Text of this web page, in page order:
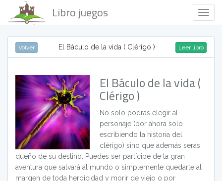
Libro juegos
Volver El Báculo de la vida ( Clérigo ) Leer libro
El Báculo de la vida (
Clérigo )
No solo podrás elegir al
personaje (por ahora solo
escribiendo la historia del
clérigo) sino que además serás
dueño de su destino. Puedes ser partícipe de la gran
aventura que salvará al mundo o simplemente quedarte al
margen de toda heroicidad y morir de viejo o por